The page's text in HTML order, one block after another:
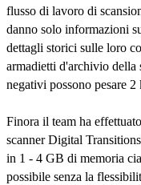
flusso di lavoro di
danno solo informazioni
dettagli storici sulle loro
armadietti d'archivio
negativi possono pesare 2
Finora il team ha
scanner Digital
in 1 - 4 GB di memoria
possibile senza la